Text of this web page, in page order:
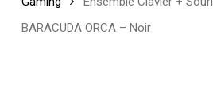
BARACUDA ORCA – Noir